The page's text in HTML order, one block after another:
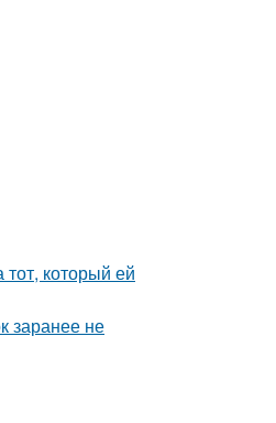
который ей
заранее не